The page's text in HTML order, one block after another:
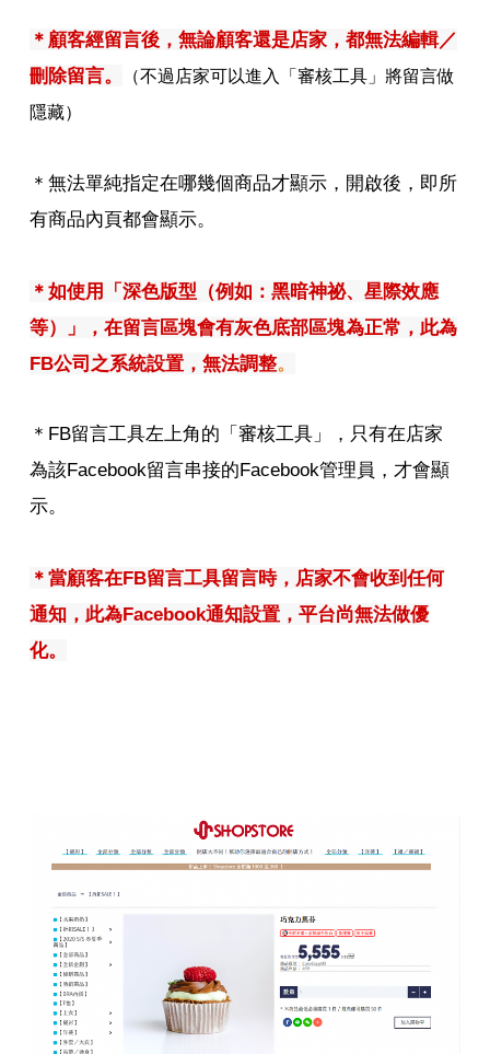
＊顧客經留言後，無論顧客還是店家，都無法編輯／
刪除留言。
（不過店家可以進入「審核工具」將留言做
隱藏）
＊無法單純指定在哪幾個商品才顯示，開啟後，即所
有商品內頁都會顯示。
＊如使用「深色版型（例如：黑暗神祕、星際效應
等）」，在留言區塊會有灰色底部區塊為正常，此為
FB公司之系統設置，無法調整。
＊FB留言工具左上角的「審核工具」，只有在店家
為該Facebook留言串接的Facebook管理員，才會顯
示。
＊當顧客在FB留言工具留言時，店家不會收到任何
通知，此為Facebook通知設置，平台尚無法做優
化。